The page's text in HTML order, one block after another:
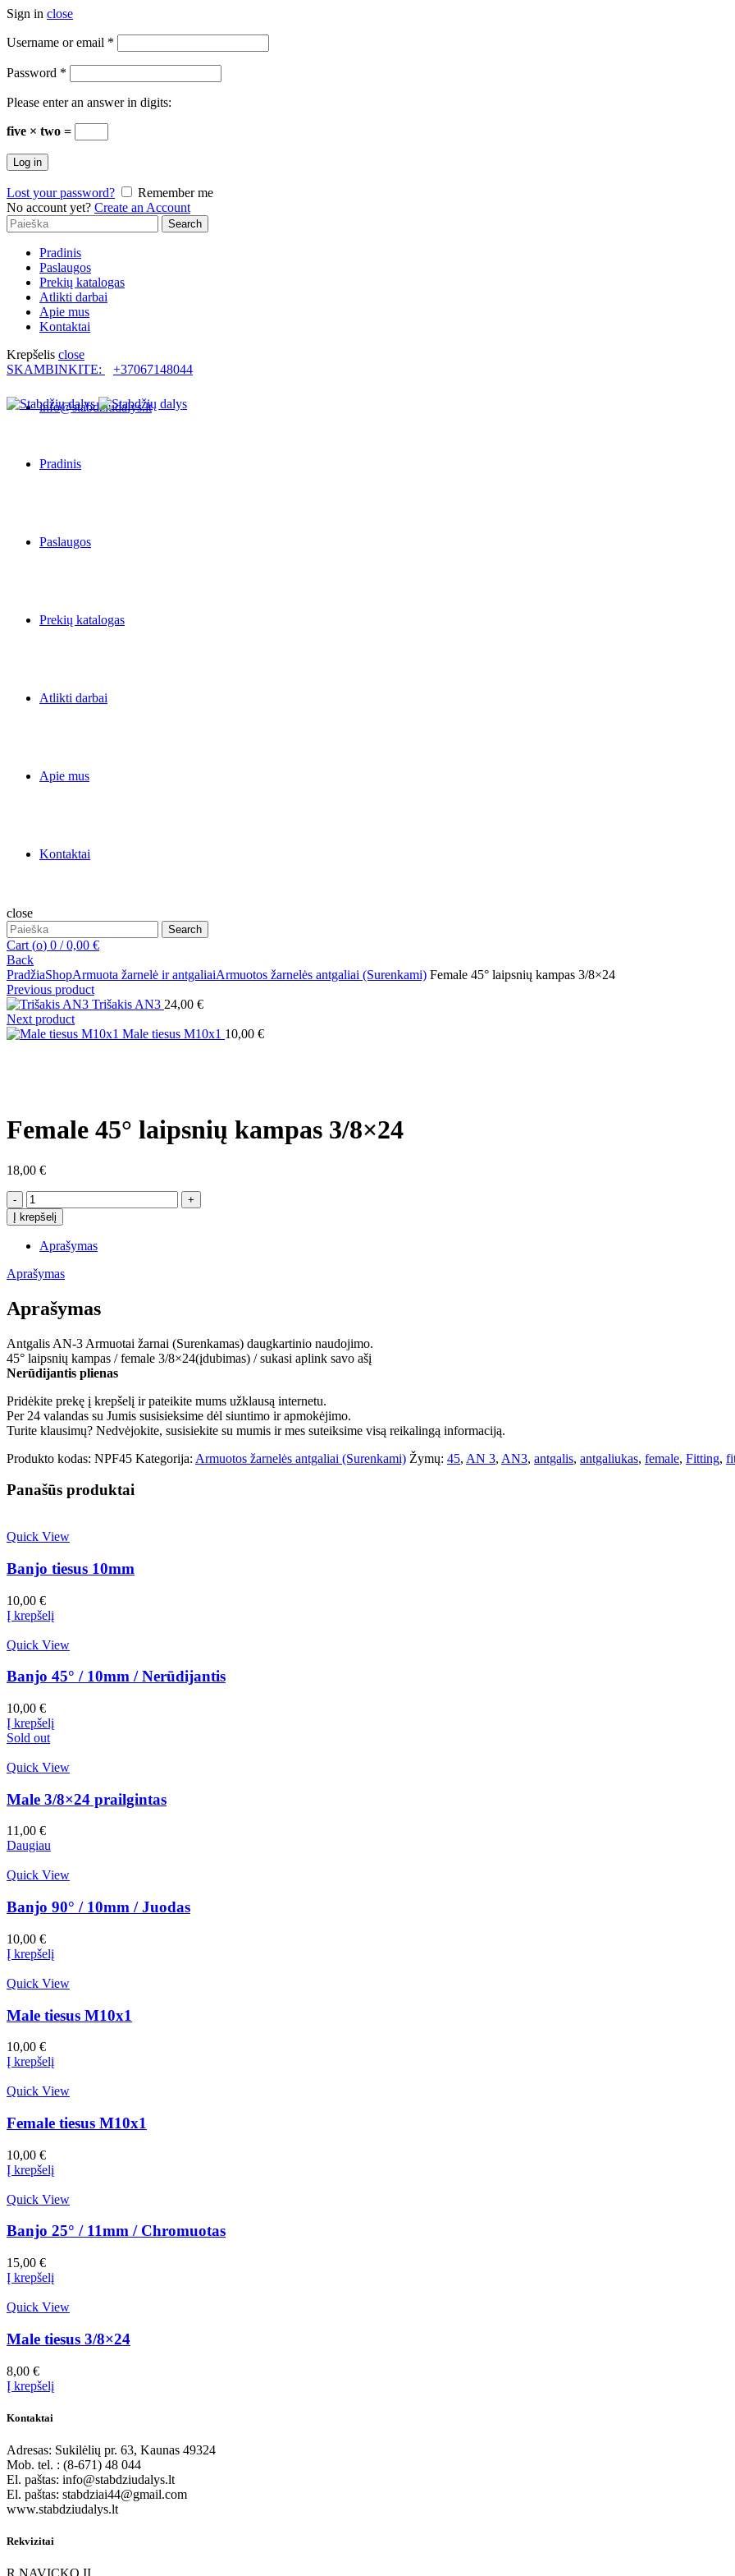
Sign in close
Username or email *
Password *
Please enter an answer in digits:
five × two =
Log in
Lost your password?
Remember me
No account yet? Create an Account
Search
for:
Search
Pradinis
Paslaugos
Prekių katalogas
Atlikti darbai
Apie mus
Kontaktai
Krepšelis close
SKAMBINKITE:
+37067148044
info@stabdziudalys.lt
Pradinis
Paslaugos
Prekių katalogas
Atlikti darbai
Apie mus
Kontaktai
close
Search
for:
Search
Cart (o) 0 / 0,00 €
Back
PradžiaShopArmuota žarnelė ir antgaliaiArmuotos žarnelės antgaliai (Surenkami) Female 45° laipsnių kampas 3/8×24
Previous product
Trišakis AN3 24,00 €
Next product
Male tiesus M10x1 10,00 €
Female 45° laipsnių kampas 3/8×24
18,00 €
produkto
kiekis:
Female
45°
laipsnių
kampas
Į krepšelį
Aprašymas
Aprašymas
Aprašymas
Antgalis AN-3 Armuotai žarnai (Surenkamas) daugkartinio naudojimo.
45° laipsnių kampas / female 3/8×24(įdubimas) / sukasi aplink savo ašį
Nerūdijantis plienas
Pridėkite prekę į krepšelį ir pateikite mums užklausą internetu.
Per 24 valandas su Jumis susisieksime dėl siuntimo ir apmokėjimo.
Turite klausimų? Nedvėjokite, susisiekite su mumis ir mes suteiksime visą reikalingą informaciją.
Produkto kodas: NPF45 Kategorija: Armuotos žarnelės antgaliai (Surenkami) Žymų: 45, AN 3, AN3, antgalis, antgaliukas, female, Fitting,
Panašūs produktai
Quick View
Banjo tiesus 10mm
10,00 €
Į krepšelį
Quick View
Banjo 45° / 10mm / Nerūdijantis
10,00 €
Į krepšelį
Sold out
Quick View
Male 3/8×24 prailgintas
11,00 €
Daugiau
Quick View
Banjo 90° / 10mm / Juodas
10,00 €
Į krepšelį
Quick View
Male tiesus M10x1
10,00 €
Į krepšelį
Quick View
Female tiesus M10x1
10,00 €
Į krepšelį
Quick View
Banjo 25° / 11mm / Chromuotas
15,00 €
Į krepšelį
Quick View
Male tiesus 3/8×24
8,00 €
Į krepšelį
Kontaktai
Adresas: Sukilėlių pr. 63, Kaunas 49324
Mob. tel. : (8-671) 48 044
El. paštas: info@stabdziudalys.lt
El. paštas: stabdziai44@gmail.com
www.stabdziudalys.lt
Rekvizitai